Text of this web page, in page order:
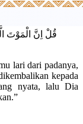
قُلْ اِنَّ الْمَوْتَ
lari dari padanya,
kepada
nyata, lalu Dia